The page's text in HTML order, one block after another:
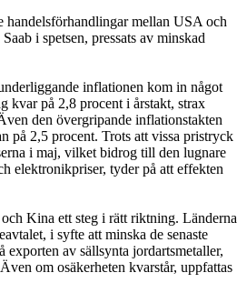
mellan USA och
i spetsen, pressats av minskad
inflationen kom in något
kvar på 2,8 procent i årstakt, strax
den övergripande inflationstakten
på 2,5 procent. Trots att vissa pristryck
i maj, vilket bidrog till den lugnare
elektronikpriser, tyder på att effekten
Kina ett steg i rätt riktning. Länderna
i syfte att minska de senaste
exporten av sällsynta jordartsmetaller,
om osäkerheten kvarstår, uppfattas